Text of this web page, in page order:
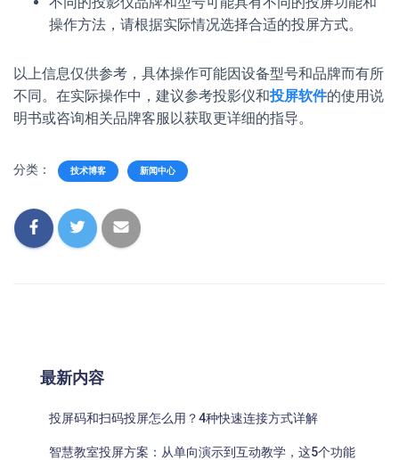
操作方法，请根据实际情况选择合适的投屏方式。
以上信息仅供参考，具体操作可能因设备型号和品牌而有所
不同。在实际操作中，建议参考投影仪和投屏软件的使用说
明书或咨询相关品牌客服以获取更详细的指导。
分类： 技术博客 新闻中心
最新内容
投屏码和扫码投屏怎么用？4种快速连接方式详解
智慧教室投屏方案：从单向演示到互动教学，这5个功能